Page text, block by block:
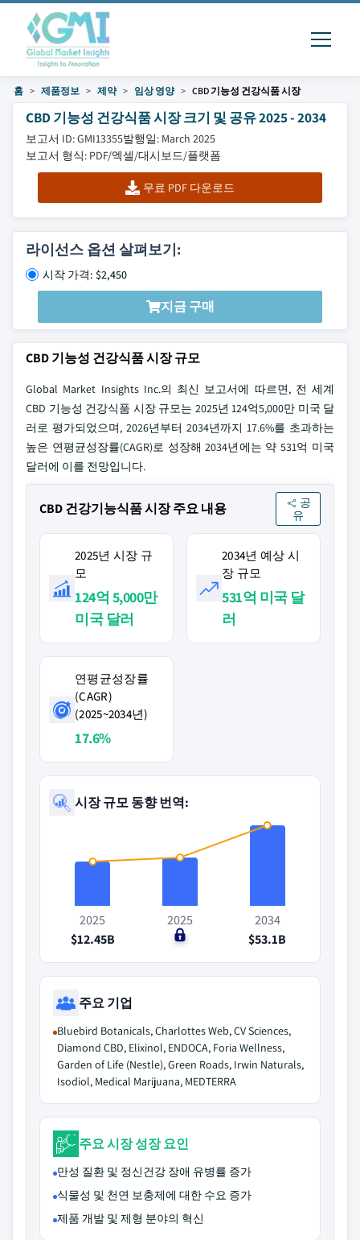
홈 제품정보 제약 임상 영양 CBD 기능성 건강식품 시장
CBD 기능성 건강식품 시장 크기 및 공유 2025 - 2034
보고서 ID: GMI13355발행일: March 2025
보고서 형식: PDF/엑셀/대시보드/플랫폼
무료 PDF 다운로드
라이선스 옵션 살펴보기:
시작 가격: $2,450
지금 구매
CBD 기능성 건강식품 시장 규모
Global Market Insights Inc.의 최신 보고서에 따르면, 전 세계
CBD 기능성 건강식품 시장 규모는 2025년 124억5,000만 미국 달
러로 평가되었으며, 2026년부터 2034년까지 17.6%를 초과하는
높은 연평균성장률(CAGR)로 성장해 2034년에는 약 531억 미국
달러에 이를 전망입니다.
CBD 건강기능식품 시장 주요 내용
공
유
2025년 시장 규
모
124억 5,000만
미국 달러
2034년 예상 시
장 규모
531억 미국 달
러
연평균성장률
(CAGR)
(2025~2034년)
17.6%
시장 규모 동향 번역:
2025
$12.45B
2025
$0
2034
$53.1B
주요 기업
Bluebird Botanicals, Charlottes Web, CV Sciences,
Diamond CBD, Elixinol, ENDOCA, Foria Wellness,
Garden of Life (Nestle), Green Roads, Irwin Naturals,
Isodiol, Medical Marijuana, MEDTERRA
주요 시장 성장 요인
만성 질환 및 정신건강 장애 유병률 증가
식물성 및 천연 보충제에 대한 수요 증가
제품 개발 및 제형 분야의 혁신